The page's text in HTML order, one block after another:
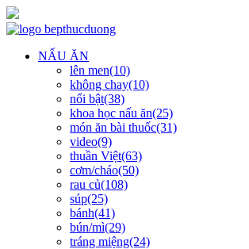
NẤU ĂN
lên men(10)
không chay(10)
nổi bật(38)
khoa học nấu ăn(25)
món ăn bài thuốc(31)
video(9)
thuần Việt(63)
cơm/cháo(50)
rau củ(108)
súp(25)
bánh(41)
bún/mì(29)
tráng miệng(24)